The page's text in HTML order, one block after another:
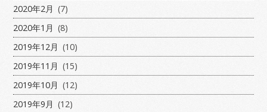
2020年2月 (7)
2020年1月 (8)
2019年12月 (10)
2019年11月 (15)
2019年10月 (12)
2019年9月 (12)